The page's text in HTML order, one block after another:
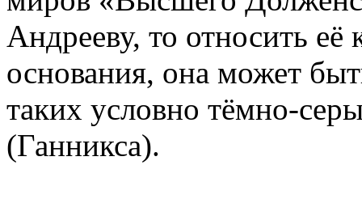
Андрееву, то относить
основания, она может
таких условно тёмно-
(Ганникса).